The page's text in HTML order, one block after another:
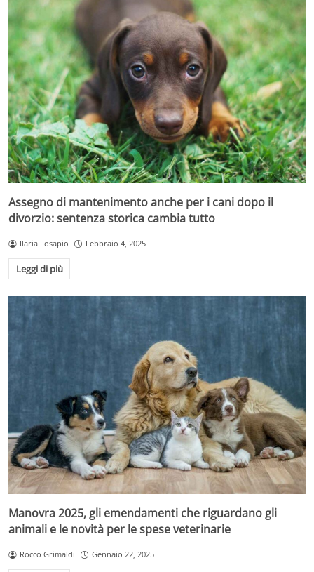
Assegno di mantenimento anche per i cani dopo il
divorzio: sentenza storica cambia tutto
Ilaria Losapio Febbraio 4, 2025
Leggi di più
Manovra 2025, gli emendamenti che riguardano gli
animali e le novità per le spese veterinarie
Rocco Grimaldi Gennaio 22, 2025